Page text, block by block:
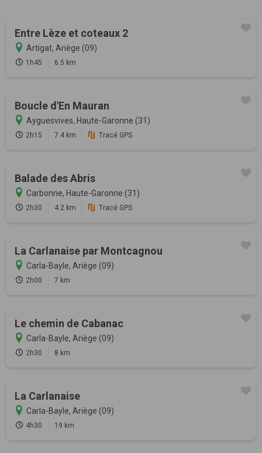
Entre Lèze et coteaux 2
Artigat, Ariège (09)
1h45 6.5 km
Boucle d'En Mauran
Ayguesvives, Haute-Garonne (31)
2h15 7.4 km Tracé GPS
Balade des Abris
Carbonne, Haute-Garonne (31)
2h30 4.2 km Tracé GPS
La Carlanaise par Montcagnou
Carla-Bayle, Ariège (09)
2h00 7 km
Le chemin de Cabanac
Carla-Bayle, Ariège (09)
2h30 8 km
La Carlanaise
Carla-Bayle, Ariège (09)
4h30 19 km